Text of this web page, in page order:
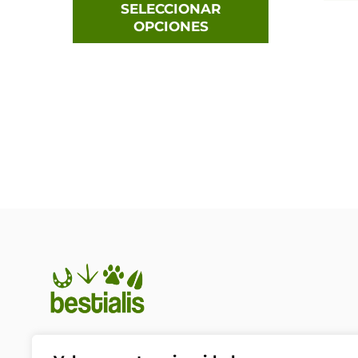
SELECCIONAR
OPCIONES